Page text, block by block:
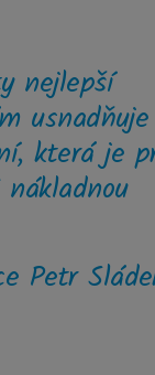
nejlepší
usnadňuje
která je
Petr